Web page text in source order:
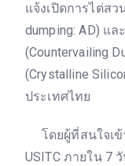
แจ้งเปิดการไต่ส
dumping: AD) แ
(Countervailing
(Crystalline
ประเทศไทย
โดยผู้ที่สนใจเข้
USITC ภายใน 7